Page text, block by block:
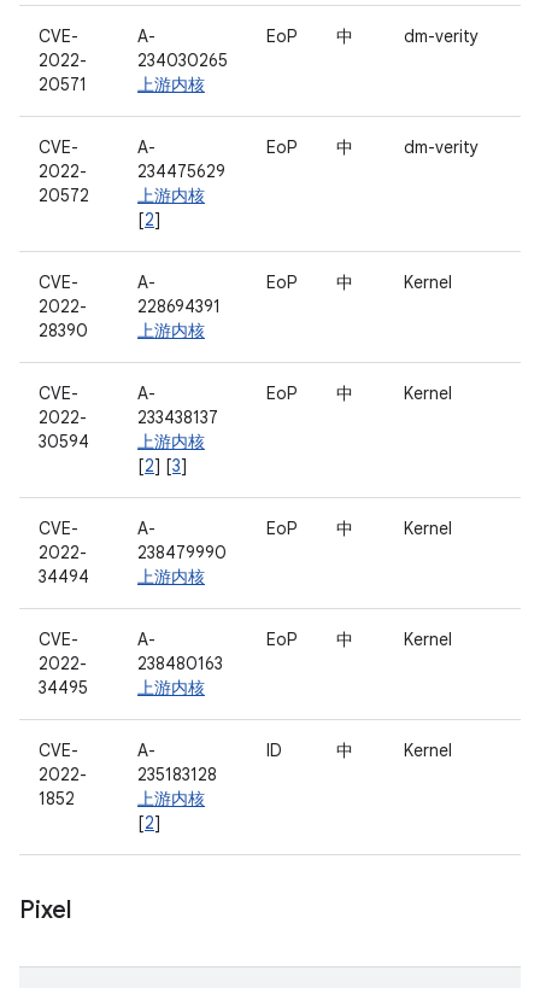
CVE-
2022-
20571
A-
234030265
上游内核
EoP 中 dm-verity
CVE-
2022-
20572
A-
234475629
上游内核
[2]
EoP 中 dm-verity
CVE-
2022-
28390
A-
228694391
上游内核
EoP 中 Kernel
CVE-
2022-
30594
A-
233438137
上游内核
[2] [3]
EoP 中 Kernel
CVE-
2022-
34494
A-
238479990
上游内核
EoP 中 Kernel
CVE-
2022-
34495
A-
238480163
上游内核
EoP 中 Kernel
CVE-
2022-
1852
A-
235183128
上游内核
[2]
ID 中 Kernel
Pixel